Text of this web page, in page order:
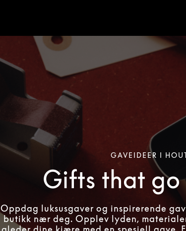
GAVEIDEER I
Gifts that go
Oppdag luksusgaver og inspirerende
butikk nær deg. Opplev lyden,